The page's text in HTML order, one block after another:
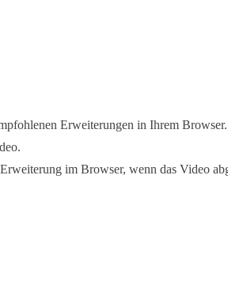
Erweiterungen in Ihrem Browser.
im Browser, wenn das Video